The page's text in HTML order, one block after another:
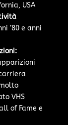
USA
’80 e anni
VHS
of Fame e